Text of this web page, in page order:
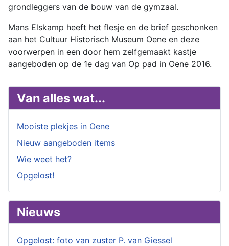
grondleggers van de bouw van de gymzaal.
Mans Elskamp heeft het flesje en de brief geschonken
aan het Cultuur Historisch Museum Oene en deze
voorwerpen in een door hem zelfgemaakt kastje
aangeboden op de 1e dag van Op pad in Oene 2016.
Van alles wat...
Mooiste plekjes in Oene
Nieuw aangeboden items
Wie weet het?
Opgelost!
Nieuws
Opgelost: foto van zuster P. van Giessel